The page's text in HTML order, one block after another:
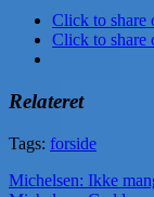
Click to share
Click to share
Relateret
Tags: forside
Michelsen: Ikke